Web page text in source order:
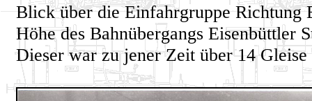
Blick über die Einfahrgruppe Richtung
Höhe des Bahnübergangs Eisenbüttler
Dieser war zu jener Zeit über 14 Gleise